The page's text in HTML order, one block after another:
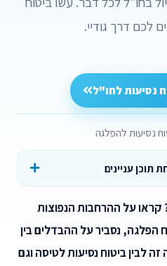
לכם דרך גודיי.
נסיעות לחו"ל
נסיעות להפלגה
עניינים
קראו על ההרחבות הנפוצות
הפלגה, נסביר על ההבדלים בין
לבין ביטוח נסיעות לטיסה וגם